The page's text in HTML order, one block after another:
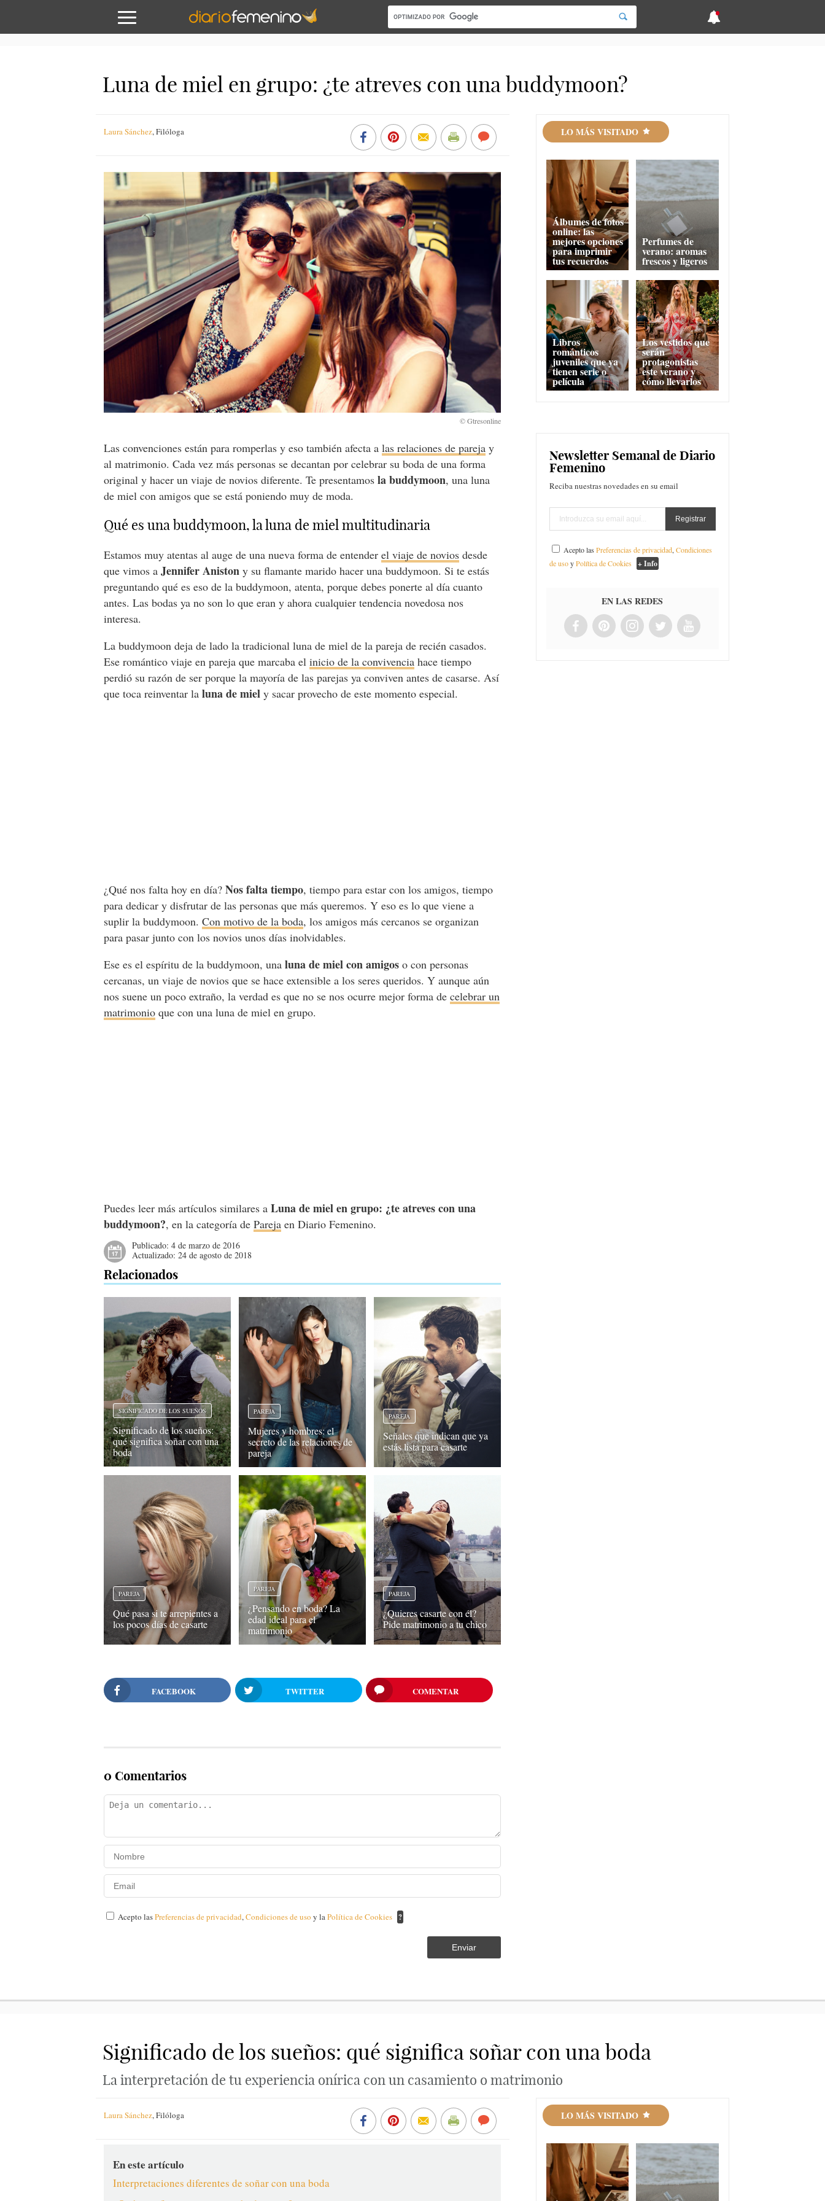
Luna de miel en grupo: ¿te atreves con una buddymoon?
Laura Sánchez,Filóloga
Las convenciones están para romperlas y eso también afecta alas relaciones de pareja y
al matrimonio. Cada vez más personas se decantan por celebrar su boda de una forma
original y hacer un viaje de novios diferente. Te presentamosla buddymoon, una luna
de miel con amigos que se está poniendo muy de moda.
Qué es una buddymoon, la luna de miel multitudinaria
Estamos muy atentas al auge de una nueva forma de entenderel viaje de novios desde
que vimos aJennifer Aniston y su flamante marido hacer una buddymoon. Si te estás
preguntando qué es eso de la buddymoon, atenta, porque debes ponerte al día cuanto
antes. Las bodas ya no son lo que eran y ahora cualquier tendencia novedosa nos
interesa.
La buddymoon deja de lado la tradicional luna de miel de la pareja de recién casados.
Ese romántico viaje en pareja que marcaba elinicio de la convivencia hace tiempo
perdió su razón de ser porque la mayoría de las parejas ya conviven antes de casarse. Así
que toca reinventar laluna de miel y sacar provecho de este momento especial.
¿Qué nos falta hoy en día?Nos falta tiempo, tiempo para estar con los amigos, tiempo
para dedicar y disfrutar de las personas que más queremos. Y eso es lo que viene a
suplir la buddymoon.Con motivo de la boda, los amigos más cercanos se organizan
para pasar junto con los novios unos días inolvidables.
Ese es el espíritu de la buddymoon, una luna de miel con amigos o con personas
cercanas, un viaje de novios que se hace extensible a los seres queridos. Y aunque aún
nos suene un poco extraño, la verdad es que no se nos ocurre mejor forma decelebrar un
matrimonio que con una luna de miel en grupo.
Puedes leer más artículos similares aLuna de miel en grupo: ¿te atreves con una
buddymoon?, en la categoría dePareja en Diario Femenino.
Publicado:4 de marzo de 2016
Actualizado:24 de agosto de 2018
Relacionados
SIGNIFICADO DE LOS SUEÑOS
Significado de los sueños:
qué significa soñar con una
boda
PAREJA
Mujeres y hombres: el
secreto de las relaciones de
pareja
PAREJA
Señales que indican que ya
estás lista para casarte
PAREJA
Qué pasa si te arrepientes a
los pocos días de casarte
PAREJA
¿Pensando en boda? La
edad ideal para el
matrimonio
PAREJA
¿Quieres casarte con él?
Pide matrimonio a tu chico
FACEBOOK TWITTER COMENTAR
0 Comentarios
Acepto lasPreferencias de privacidad,Condiciones de usoy laPolítica de Cookies ?
Enviar
LO MÁS VISITADO
Álbumes de fotos
online: las
mejores opciones
para imprimir
tus recuerdos
Perfumes de
verano: aromas
frescos y ligeros
Libros
románticos
juveniles que ya
tienen serie o
película
Los vestidos que
serán
protagonistas
este verano y
cómo llevarlos
Newsletter Semanal de Diario
Femenino
Reciba nuestras novedades en su email
Acepto lasPreferencias de privacidad,Condiciones
de usoyPolítica de Cookies + Info
EN LAS REDES
Significado de los sueños: qué significa soñar con una boda
La interpretación de tu experiencia onírica con un casamiento o matrimonio
Laura Sánchez,Filóloga
En este artículo
Interpretaciones diferentes de soñar con una boda
LO MÁS VISITADO